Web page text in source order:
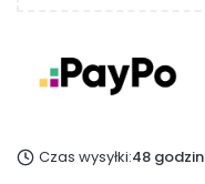
Czas wysyłki:48 godzin